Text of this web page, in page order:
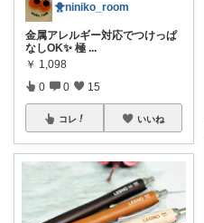
🐥niniko_room
金属アレルギー対応でつけっぱ
なしOK✨ 極 ...
￥ 1,098
0 0 15
コレ いいね